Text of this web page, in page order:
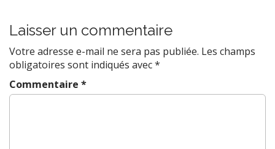
n
a
v
i
g
a
Laisser un commentaire
Votre adresse e-mail ne sera pas publiée. Les champs
obligatoires sont indiqués avec*
Commentaire *